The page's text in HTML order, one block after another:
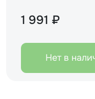
1 991 ₽
Нет в